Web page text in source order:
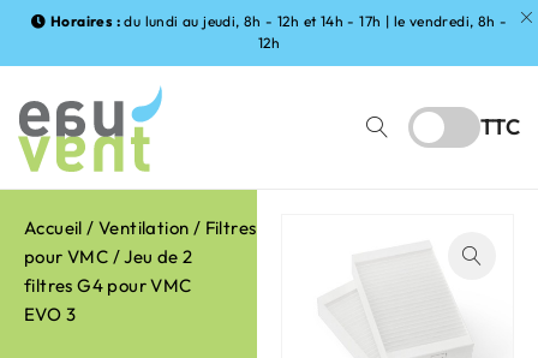
Horaires : du lundi au jeudi, 8h - 12h et 14h - 17h | le vendredi, 8h -
12h
TTC
Accueil /Ventilation / Filtres
pour VMC / Jeu de 2
filtres G4 pour VMC
EVO 3